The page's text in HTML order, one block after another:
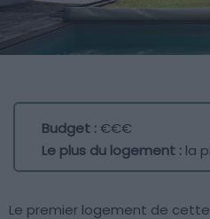
Budget :€€€
Le plus du logement : la
Le premier logement de